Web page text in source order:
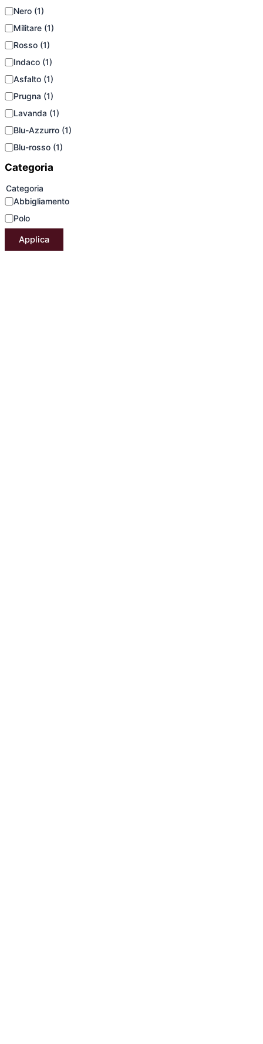
Nero (1)
Militare (1)
Rosso (1)
Indaco (1)
Asfalto (1)
Prugna (1)
Lavanda (1)
Blu-Azzurro (1)
Blu-rosso (1)
Categoria
Categoria
Abbigliamento
Polo
Applica